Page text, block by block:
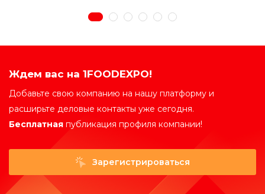
Ждем вас на 1FOODEXPO!
Добавьте свою компанию на нашу платформу и
расширьте деловые контакты уже сегодня.
Бесплатная публикация профиля компании!
Зарегистрироваться